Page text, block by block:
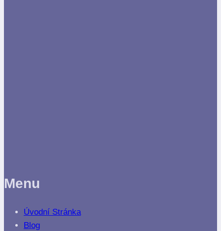
Menu
Úvodní Stránka
Blog